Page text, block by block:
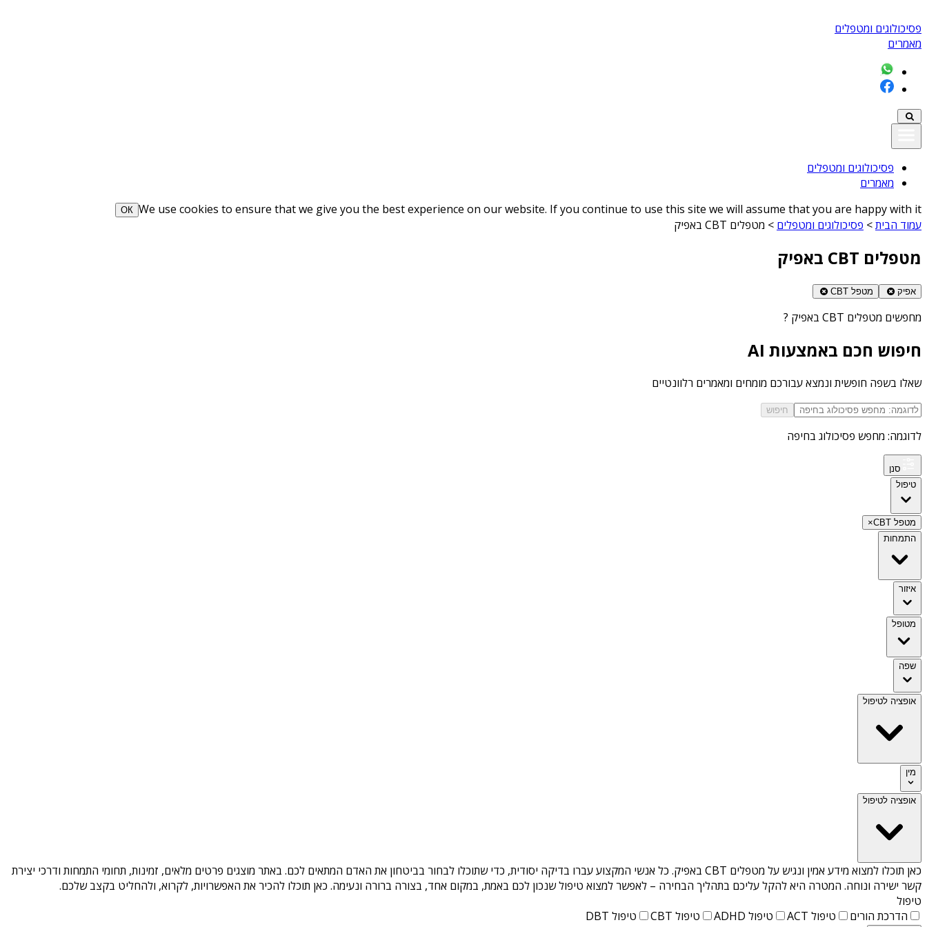
פסיכולוגים ומטפלים
מאמרים
פסיכולוגים ומטפלים
מאמרים
We use cookies to ensure that we give you the best experience on our website. If you continue to use this site we will assume that you are happy with it
ОК
עמוד הבית> פסיכולוגים ומטפלים > מטפלים CBT באפיק
מטפלים CBT באפיק
אפיק מטפל CBT
מחפשים מטפלים CBT באפיק ?
חיפוש חכם באמצעות AI
שאלו בשפה חופשית ונמצא עבורכם מומחים ומאמרים רלוונטיים
חיפוש
לדוגמה: מחפש פסיכולוג בחיפה
סנן
טיפול
מטפל CBT
×
התמחות
איזור
מטופל
שפה
אופציה לטיפול
מין
אופציה לטיפול
כאן תוכלו למצוא מידע אמין ונגיש על מטפלים CBT באפיק
. כל אנשי המקצוע עברו בדיקה יסודית, כדי שתוכלו לבחור בביטחון את האדם המתאים לכם. באתר מוצגים פרטים מלאים, זמינות, תחומי התמחות ודרכי יצירת
קשר ישירה ונוחה. המטרה היא להקל עליכם בתהליך הבחירה – לאפשר למצוא טיפול שנכון לכם באמת, במקום אחד, בצורה ברורה ונעימה. כאן תוכלו להכיר את האפשרויות, לקרוא, ולהחליט בקצב שלכם.
טיפול
הדרכת הורים
טיפול ACT טיפול ADHD טיפול CBT טיפול DBT